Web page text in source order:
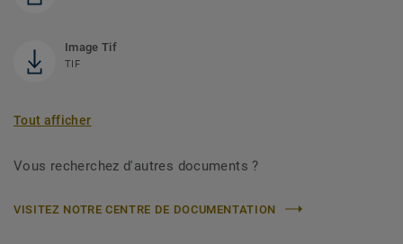
Image Tif
TIF
Tout afficher
Vous recherchez d'autres documents ?
VISITEZ NOTRE CENTRE DE DOCUMENTATION